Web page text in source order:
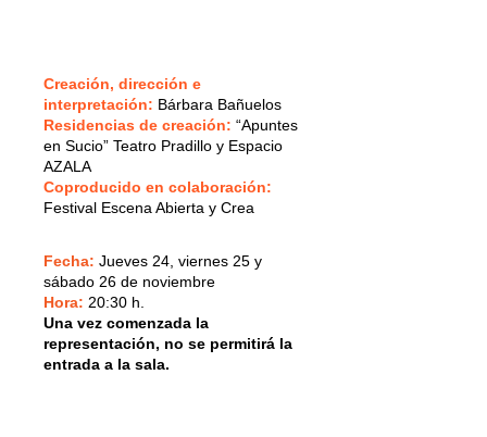
Creación, dirección e
interpretación: Bárbara Bañuelos
Residencias de creación: “Apuntes
en Sucio” Teatro Pradillo y Espacio
AZALA
Coproducido en colaboración:
Festival Escena Abierta y Crea
Fecha: Jueves 24, viernes 25 y
sábado 26 de noviembre
Hora: 20:30 h.
Una vez comenzada la
representación, no se permitirá la
entrada a la sala.